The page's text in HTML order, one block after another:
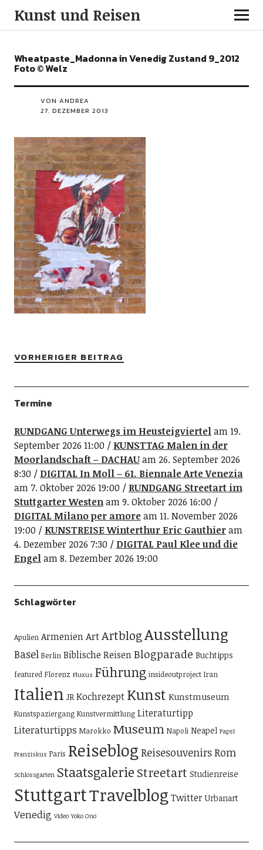
Kunst und Reisen
Wheatpaste_Madonna in Venedig Zustand 9_2012
Foto © Welz
VON ANDREA
27. DEZEMBER 2013
VORHERIGER BEITRAG
Termine
RUNDGANG Unterwegs im Heusteigviertelam 19.
September 2026 11:00
KUNSTTAG Malen in der
Moorlandschaft – DACHAUam 26. September 2026
8:30
DIGITAL In Moll – 61. Biennale Arte Venezia
am 7. Oktober 2026 19:00
RUNDGANG Streetart im
Stuttgarter Westenam 9. Oktober 2026 16:00
DIGITAL Milano per amoream 11. November 2026
19:00
KUNSTREISE Winterthur Eric Gauthieram
4. Dezember 2026 7:30
DIGITAL Paul Klee und die
Engelam 8. Dezember 2026 19:00
Schlagwörter
Apulien ArmenienArtArtblogAusstellung
Basel Berlin Biblische ReisenBlogparade Buchtipps
featured Florenz Fluxus Führung insideoutproject Iran
Italien JR Kochrezept Kunst Kunstmuseum
Kunstspaziergang Kunstvermittlung Literaturtipp
Literaturtipps Marokko Museum Napoli Neapel Papst
Franziskus Paris Reiseblog ReisesouvenirsRom
Schlossgarten Staatsgalerie Streetart Studienreise
StuttgartTravelblog Twitter Urbanart
Venedig Video Yoko Ono